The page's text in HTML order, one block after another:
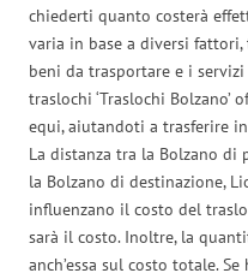
chiederti quanto costerà
varia in base a diversi
beni da trasportare e i
traslochi ‘Traslochi Bolzano’
equi, aiutandoti a trasferire
La distanza tra la Bolzano di
la Bolzano di destinazione,
influenzano il costo del
sarà il costo. Inoltre, la
anch’essa sul costo totale.